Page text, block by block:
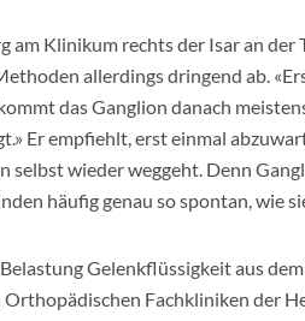
am Klinikum rechts der Isar an
allerdings dringend ab.
das Ganglion danach
Er empfiehlt, erst einmal
selbst wieder weggeht. Denn
häufig genau so spontan, wie
Gelenkflüssigkeit aus
Orthopädischen Fachkliniken der